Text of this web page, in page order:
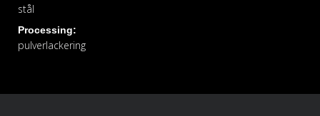
stål
Processing:
pulverlackering